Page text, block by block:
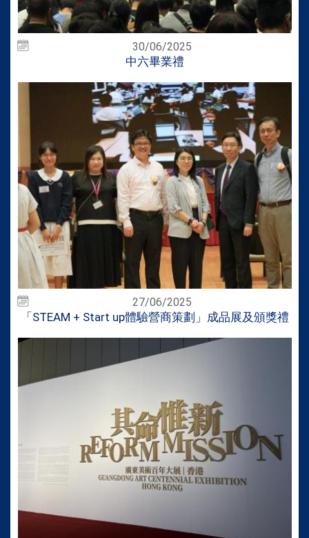
30/06/2025
中六畢業禮
27/06/2025
「STEAM + Start up體驗營商策劃」成品展及頒獎禮